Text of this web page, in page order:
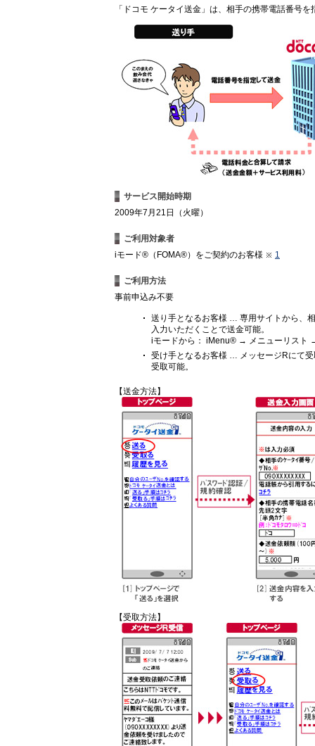
「ドコモ ケータイ送金」は、相手の携帯電話番号
サービス開始時期
2009年7月21日（火曜）
ご利用対象者
iモード®（FOMA®）をご契約のお客様
1
ご利用方法
事前申込み不要
送り手となるお客様 … 専用サイトから、
入力いただくことで送金可能。
iモードから： iMenu® → メニューリスト
受け手となるお客様 … メッセージRにて
受取可能。
【送金方法】
【受取方法】